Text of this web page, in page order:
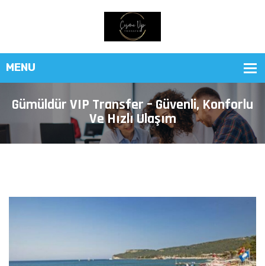
Gümüldür VIP Transfer – Güvenli, Konforlu
Ve Hızlı Ulaşım